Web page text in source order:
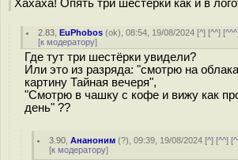
Хахаха! Опять три шестёрки как и в
2.83 ,EuPhobos (ok), 08:54, 19/08/2024 [^] [^^] [^^^
[к модератору]
Где тут три шестёрки увидели?
Или это из разряда: "смотрю на
картину Тайная вечеря",
"Смотрю в чашку с кофе и вижу как
день" ??
3.90 ,Ананоним (?), 09:39, 19/08/2024 [^] [^^] [
[к модератору]